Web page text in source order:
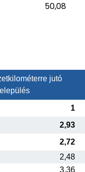
50,08
jutó
1
2,93
2,72
2,48
3,36